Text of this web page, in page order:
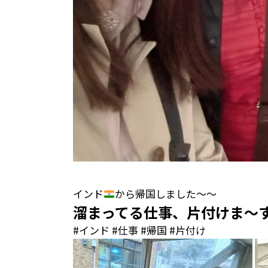
インド から帰国しました〜〜
溜まってる仕事、片付けま〜
#インド #仕事 #帰国 #片付け